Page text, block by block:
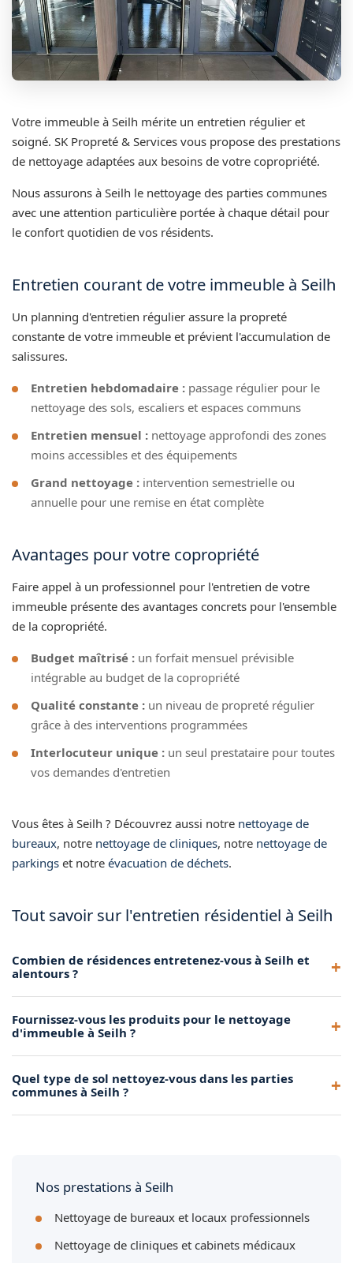
Votre immeuble à Seilh mérite un entretien régulier et
soigné. SK Propreté & Services vous propose des prestations
de nettoyage adaptées aux besoins de votre copropriété.
Nous assurons à Seilh le nettoyage des parties communes
avec une attention particulière portée à chaque détail pour
le confort quotidien de vos résidents.
Entretien courant de votre immeuble à Seilh
Un planning d'entretien régulier assure la propreté
constante de votre immeuble et prévient l'accumulation de
salissures.
Entretien hebdomadaire : passage régulier pour le
nettoyage des sols, escaliers et espaces communs
Entretien mensuel : nettoyage approfondi des zones
moins accessibles et des équipements
Grand nettoyage : intervention semestrielle ou
annuelle pour une remise en état complète
Avantages pour votre copropriété
Faire appel à un professionnel pour l'entretien de votre
immeuble présente des avantages concrets pour l'ensemble
de la copropriété.
Budget maîtrisé : un forfait mensuel prévisible
intégrable au budget de la copropriété
Qualité constante : un niveau de propreté régulier
grâce à des interventions programmées
Interlocuteur unique : un seul prestataire pour toutes
vos demandes d'entretien
Vous êtes à Seilh ? Découvrez aussi notre nettoyage de
bureaux, notre nettoyage de cliniques, notre nettoyage de
parkings et notre évacuation de déchets.
Tout savoir sur l'entretien résidentiel à Seilh
Combien de résidences entretenez-vous à Seilh et
alentours ?
métropole toulousaine, dont plusieurs à Seilh. Contactez-
Fournissez-vous les produits pour le nettoyage
d'immeuble à Seilh ?
nécessaires à l'entretien de votre immeuble à Seilh.
Quel type de sol nettoyez-vous dans les parties
communes à Seilh ?
Nos prestations à Seilh
Nettoyage de bureaux et locaux professionnels
Nettoyage de cliniques et cabinets médicaux